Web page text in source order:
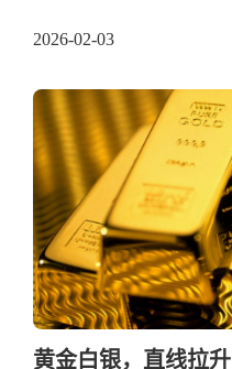
2026-02-03
黄金白银，直线拉升